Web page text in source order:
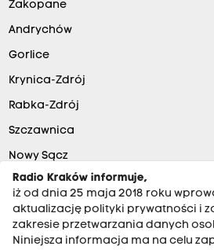
Zakopane
Andrychów
Gorlice
Krynica-Zdrój
Rabka-Zdrój
Szczawnica
Nowy Sącz
Radio Kraków informuje,
iż od dnia 25 maja 2018 roku
aktualizację polityki prywatności i
zakresie przetwarzania danych
Niniejsza informacja ma na celu